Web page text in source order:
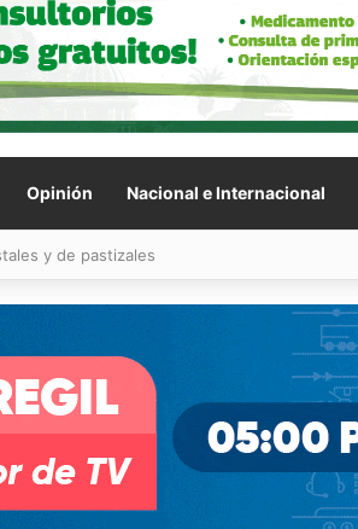
Opinión Nacional e Internacional
y de pastizales